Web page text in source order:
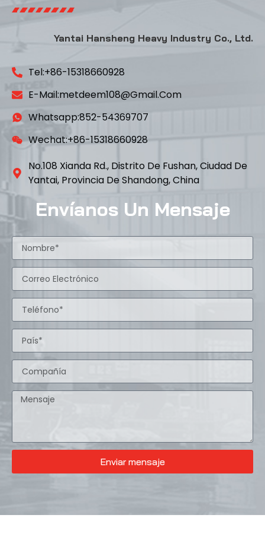
Yantai Hansheng Heavy Industry Co., Ltd.
Tel:+86-15318660928
E-Mail:metdeem108@gmail.com
Whatsapp:852-54369707
Wechat:+86-15318660928
No.108 Xianda Rd., Distrito De Fushan, Ciudad De
Yantai, Provincia De Shandong, China
Envíanos Un Mensaje
Enviar mensaje